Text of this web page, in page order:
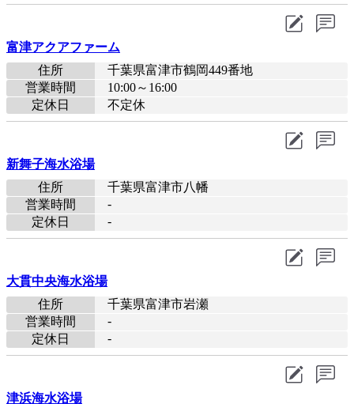
富津アクアファーム
住所
千葉県富津市鶴岡449番地
営業時間
10:00～16:00
定休日
不定休
新舞子海水浴場
住所
千葉県富津市八幡
営業時間
-
定休日
-
大貫中央海水浴場
住所
千葉県富津市岩瀬
営業時間
-
定休日
-
津浜海水浴場